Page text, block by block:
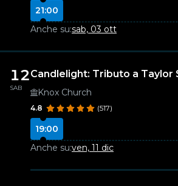
21:00
Anche su:sab, 03 ott
12
SAB
Candlelight: Tributo a Taylor
Knox Church
4.8 (517)
19:00
Anche su:ven, 11 dic